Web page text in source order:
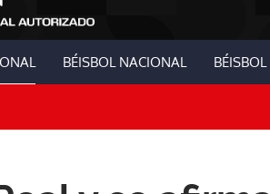
BÉISBOL NACIONAL